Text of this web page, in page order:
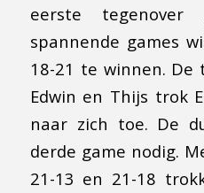
eerste
spannende games
18-21 te winnen. De
Edwin en Thijs trok
naar zich toe. De
derde game nodig.
21-13 en 21-18